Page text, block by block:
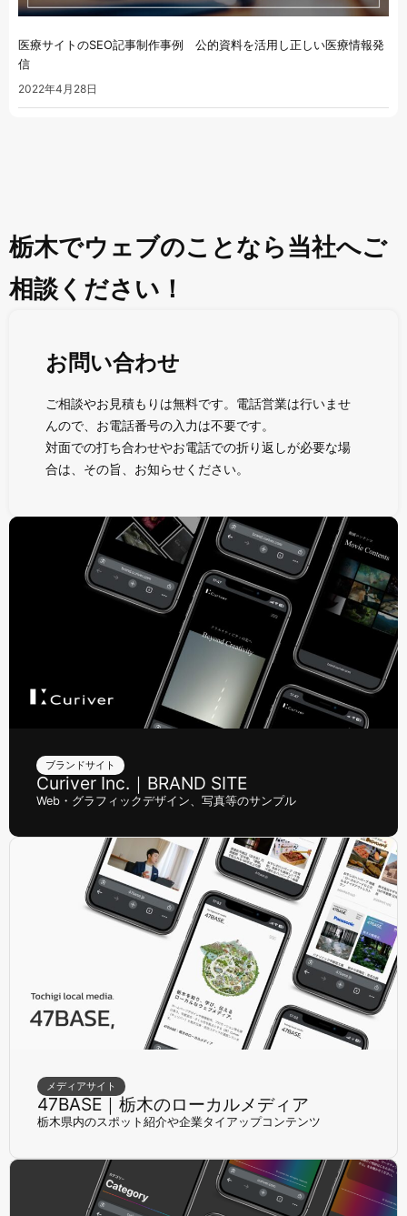
医療サイトのSEO記事制作事例 公的資料を活用し正しい医療情報発
信
2022年4月28日
栃木でウェブのことなら当社へご
相談ください！
お問い合わせ
ご相談やお見積もりは無料です。電話営業は行いませ
んので、お電話番号の入力は不要です。
対面での打ち合わせやお電話での折り返しが必要な場
合は、その旨、お知らせください。
ブランドサイト
Curiver Inc.｜BRAND SITE
Web・グラフィックデザイン、写真等のサンプル
メディアサイト
47BASE｜栃木のローカルメディア
栃木県内のスポット紹介や企業タイアップコンテンツ